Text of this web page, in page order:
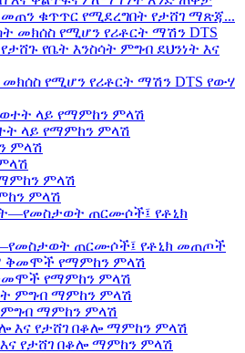
ቁጥጥር የሚደረግበት የታሸገ ማጽጃ...
የሚሆን የሪቶርት ማሽን DTS የውሃ
ላይ የማምከን ምላሽ
ምላሽ
ጠርሙሶች፤ የቶኒክ መጠጦች
የማምከን ምላሽ
ምግብ ማምከን ምላሽ
እና የታሸገ በቆሎ ማምከን ምላሽ